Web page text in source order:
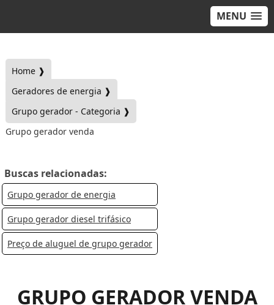
MENU
Home ❱
Geradores de energia ❱
Grupo gerador - Categoria ❱
Grupo gerador venda
Buscas relacionadas:
Grupo gerador de energia
Grupo gerador diesel trifásico
Preço de aluguel de grupo gerador
GRUPO GERADOR VENDA